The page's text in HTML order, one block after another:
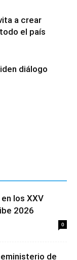
a crear
el país
diálogo
los XXV
2026
0
de